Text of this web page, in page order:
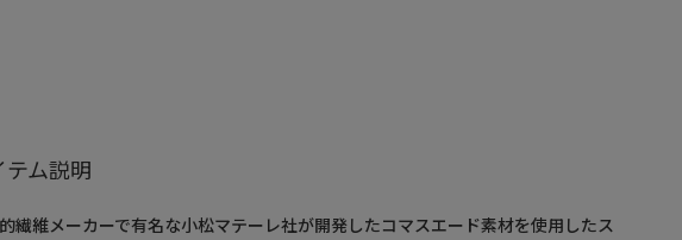
テム説明
繊維メーカーで有名な小松マテーレ社が開発したコマスエード素材を使用したス